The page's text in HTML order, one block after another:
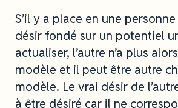
S’il y a place en une
désir fondé sur un potentiel
actualiser, l’autre n’a plus
modèle et il peut être autre
modèle. Le vrai désir de
à être désiré car il ne